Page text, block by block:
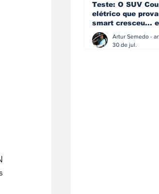
Teste: O SUV
elétrico que
smart cresceu... e
amadureceu
30 de jul.